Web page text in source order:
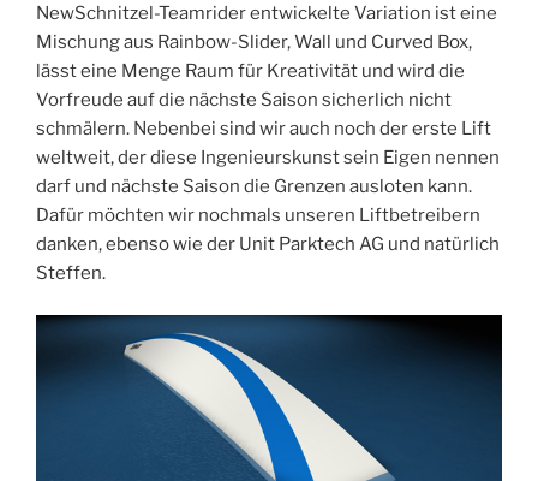
NewSchnitzel-Teamrider entwickelte Variation ist eine
Mischung aus Rainbow-Slider, Wall und Curved Box,
lässt eine Menge Raum für Kreativität und wird die
Vorfreude auf die nächste Saison sicherlich nicht
schmälern. Nebenbei sind wir auch noch der erste Lift
weltweit, der diese Ingenieurskunst sein Eigen nennen
darf und nächste Saison die Grenzen ausloten kann.
Dafür möchten wir nochmals unseren Liftbetreibern
danken, ebenso wie der Unit Parktech AG und natürlich
Steffen.